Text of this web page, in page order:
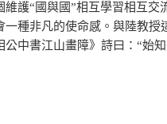
護“國與國”相互學習相互交
種非凡的使命感。與陸教授
中書江山畫障》詩曰：“始